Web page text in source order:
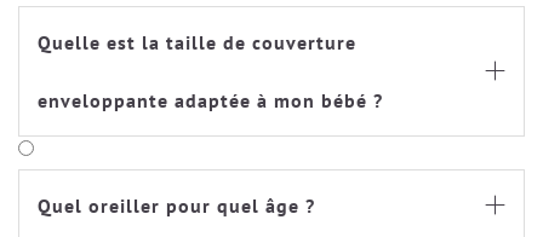
Quelle est la taille de couverture
enveloppante adaptée à mon bébé ?

Quel oreiller pour quel âge ? 